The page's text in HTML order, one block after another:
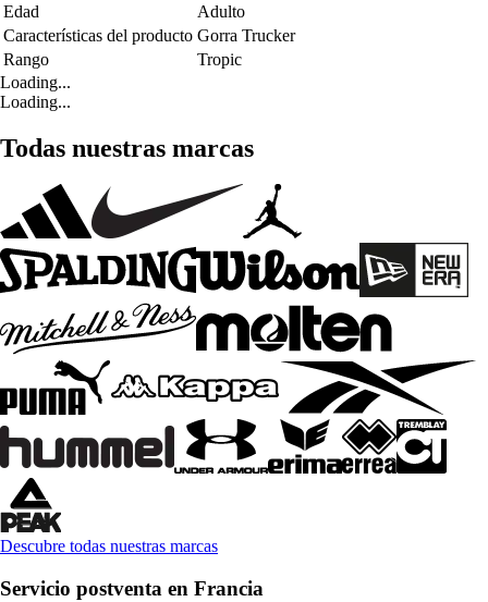
Edad
Adulto
Características del producto Gorra Trucker
Rango
Tropic
Loading...
Loading...
Todas nuestras marcas
Descubre todas nuestras marcas
Servicio postventa en Francia